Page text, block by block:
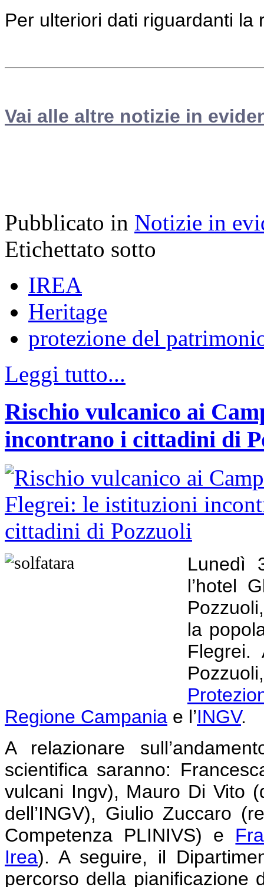
Per ulteriori dati riguardanti
Vai alle altre notizie in
Pubblicato in Notizie in
Etichettato sotto
IREA
Heritage
protezione del
Leggi tutto...
Rischio vulcanico ai
incontrano i cittadini di
Lunedì
l’hotel
la
Flegrei.
Regione Campania e l’INGV.
A relazionare
scientifica saranno:
vulcani Ingv), Mauro Di Vito
dell’INGV), Giulio Zuccaro
Competenza PLINIVS) e
Irea). A seguire, il
percorso della pianificazione